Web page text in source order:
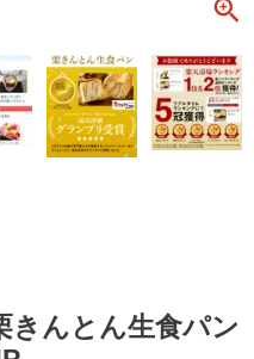
きんとん生食パン